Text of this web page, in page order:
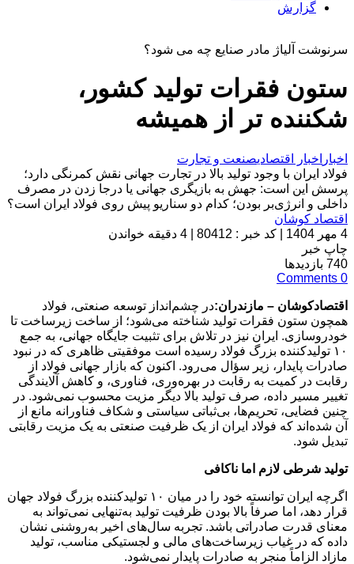
گزارش
سرنوشت آلیاژ مادر صنایع چه می شود؟
ستون فقرات تولید کشور،
شکننده تر از همیشه
اخبار اخبار اقتصادیصنعت و تجارت
فولاد ایران با وجود تولید بالا در تجارت جهانی نقش کمرنگی دارد؛
پرسش این است: جهش به بازیگری جهانی یا درجا زدن در مصرف
داخلی و انرژی‌بر بودن؛ کدام دو سناریو پیش روی فولاد ایران است؟
اقتصاد کوشان
4 مهر 1404
کد خبر : 80412
4 دقیقه خواندن
چاپ خبر
740 بازدیدها
0
Comments
اقتصادکوشان – مازندران:در چشم‌انداز توسعه صنعتی، فولاد
همچون ستون فقرات تولید شناخته می‌شود؛ از ساخت زیرساخت تا
خودروسازی. ایران نیز در تلاش برای تثبیت جایگاه جهانی، به جمع
۱۰ تولیدکننده بزرگ فولاد رسیده است موفقیتی ظاهری که در نبود
صادرات پایدار، زیر سؤال می‌رود. اکنون که بازار جهانی فولاد از
رقابت در کمیت به رقابت در بهره‌وری، فناوری، و کاهش آلایندگی
تغییر مسیر داده، صرف تولید بالا دیگر مزیت محسوب نمی‌شود. در
چنین فضایی، تحریم‌ها، بی‌ثباتی سیاستی و شکاف فناورانه مانع از
آن شده‌اند که فولاد ایران از یک ظرفیت صنعتی به یک مزیت رقابتی
تبدیل شود.
تولید شرطی لازم اما ناکافی
اگرچه ایران توانسته خود را در میان ۱۰ تولیدکننده بزرگ فولاد جهان
قرار دهد، اما صرفاً بالا بودن ظرفیت تولید به‌تنهایی نمی‌تواند به
معنای قدرت صادراتی باشد. تجربه سال‌های اخیر به‌روشنی نشان
داده که در غیاب زیرساخت‌های مالی و لجستیکی مناسب، تولید
مازاد الزاماً منجر به صادرات پایدار نمی‌شود.